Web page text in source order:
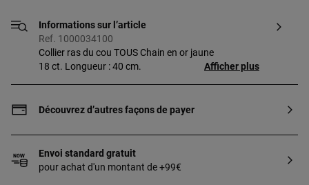
Informations sur l’article
Ref. 1000034100
Collier ras du cou TOUS Chain en or jaune
18 ct. Longueur : 40 cm.
Afficher plus
Découvrez d’autres façons de payer
Envoi standard gratuit
pour achat d'un montant de +99€